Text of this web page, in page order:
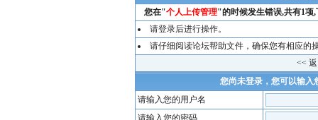
您在"个人上传管理"的时候发生错误,共有1项
请登录后进行操作。
请仔细阅读论坛帮助文件，确保您有相应的
<<
您尚未登录，您可以输入
请输入您的用户名
请输入您的密码